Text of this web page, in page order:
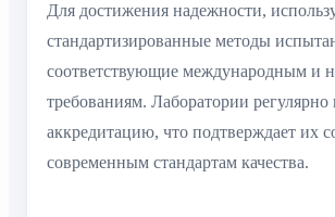
Для достижения надежности,
стандартизированные методы
соответствующие международным и
требованиям. Лаборатории регулярно
аккредитацию, что подтверждает их
современным стандартам качества.